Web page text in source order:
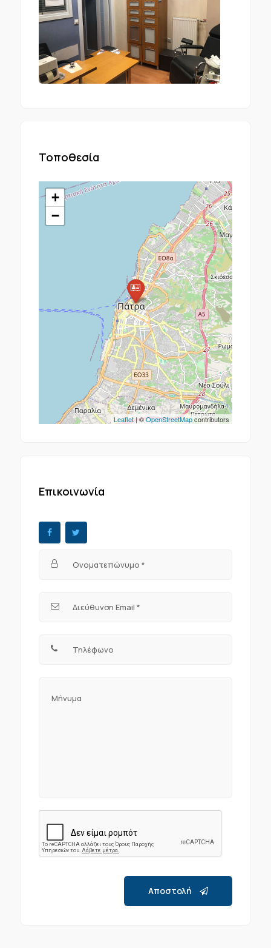
Τοποθεσία
+
−
Leaflet| ©OpenStreetMapcontributors
Επικοινωνία
Αποστολή